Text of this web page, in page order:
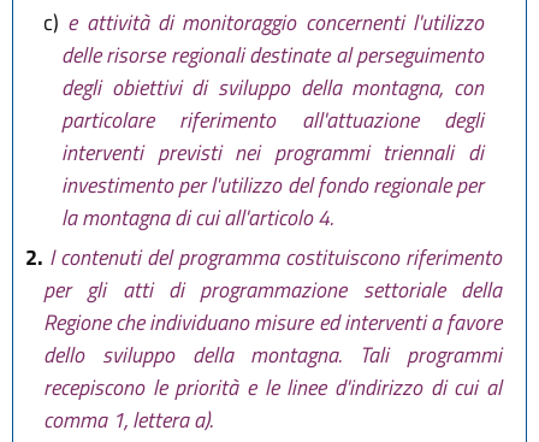
c) e attività di monitoraggio concernenti l'utilizzo
delle risorse regionali destinate al perseguimento
degli obiettivi di sviluppo della montagna, con
particolare riferimento all'attuazione degli
interventi previsti nei programmi triennali di
investimento per l'utilizzo del fondo regionale per
la montagna di cui all'articolo 4.
2. I contenuti del programma costituiscono riferimento
per gli atti di programmazione settoriale della
Regione che individuano misure ed interventi a favore
dello sviluppo della montagna. Tali programmi
recepiscono le priorità e le linee d'indirizzo di cui al
comma 1, lettera a).